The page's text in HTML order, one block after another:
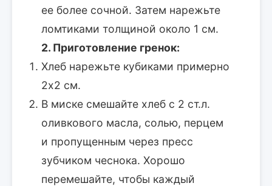
ее более сочной. Затем нарежьте
ломтиками толщиной около 1 см.
2. Приготовление гренок:
Хлеб нарежьте кубиками примерно
2х2 см.
В миске смешайте хлеб с 2 ст.л.
оливкового масла, солью, перцем
и пропущенным через пресс
зубчиком чеснока. Хорошо
перемешайте, чтобы каждый